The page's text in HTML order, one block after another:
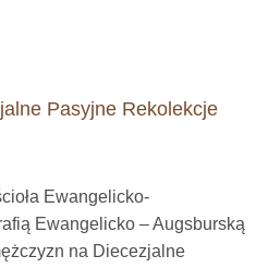
Pasyjne Rekolekcje
Ewangelicko-
Ewangelicko – Augsburską
na Diecezjalne